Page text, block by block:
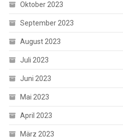
Oktober 2023
September 2023
August 2023
Juli 2023
Juni 2023
Mai 2023
April 2023
März 2023